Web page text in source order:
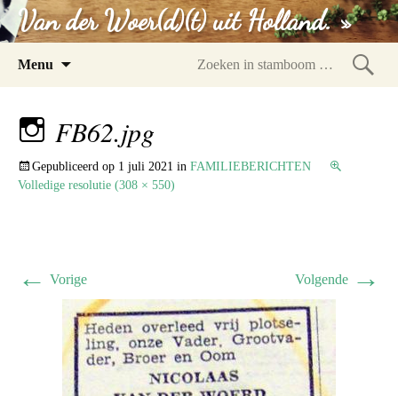
Van der Woer(d)(t) uit Holland. »
Menu
FB62.jpg
Gepubliceerd op 1 juli 2021 in FAMILIEBERICHTEN
Volledige resolutie (308 × 550)
← Vorige Volgende →